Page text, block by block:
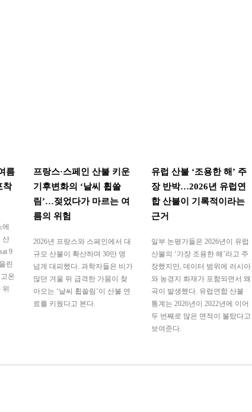
름
착
에
산
9
린
온
위
프랑스·스페인 산불 키운
기후변화의 ‘날씨 휩쓸
림’…젖었다가 마르는 여
름의 위험
2026년 프랑스와 스페인에서 대
규모 산불이 확산하며 30만 명
넘게 대피했다. 과학자들은 비가
많던 겨울 뒤 급격한 가뭄이 찾
아오는 ‘날씨 휩쓸림’이 산불 연
료를 키웠다고 본다.
유럽 산불 ‘조용한 해’ 주
장 반박…2026년 유럽연
합 산불이 기록적이라는
근거
일부 논평가들은 2026년이 유럽
산불의 ‘가장 조용한 해’라고 주
장했지만, 데이터 범위에 러시아
와 농경지 화재가 포함되면서 왜
곡이 발생했다. 유럽연합 산불
통계는 2026년이 2022년에 이어
두 번째로 많은 면적이 불탔다고
보여준다.